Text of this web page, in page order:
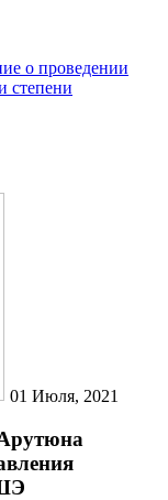
о проведении
степени
01 Июля, 2021